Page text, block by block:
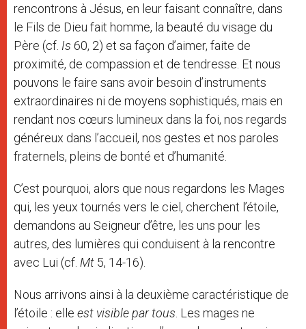
rencontrons à Jésus, en leur faisant connaître, dans
le Fils de Dieu fait homme, la beauté du visage du
Père (cf. Is 60, 2) et sa façon d’aimer, faite de
proximité, de compassion et de tendresse. Et nous
pouvons le faire sans avoir besoin d’instruments
extraordinaires ni de moyens sophistiqués, mais en
rendant nos cœurs lumineux dans la foi, nos regards
généreux dans l’accueil, nos gestes et nos paroles
fraternels, pleins de bonté et d’humanité.
C’est pourquoi, alors que nous regardons les Mages
qui, les yeux tournés vers le ciel, cherchent l’étoile,
demandons au Seigneur d’être, les uns pour les
autres, des lumières qui conduisent à la rencontre
avec Lui (cf. Mt 5, 14-16).
Nous arrivons ainsi à la deuxième caractéristique de
l’étoile : elle est visible par tous . Les mages ne